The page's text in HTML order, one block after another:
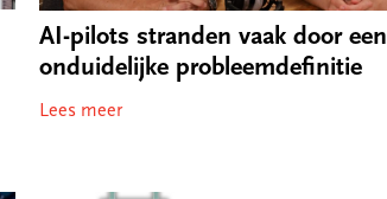
AI-pilots stranden vaak door een
onduidelijke probleemdefinitie
Lees meer